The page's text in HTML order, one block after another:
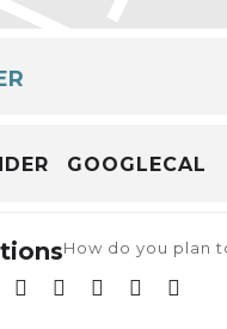
GOOGLECAL
How do you plan